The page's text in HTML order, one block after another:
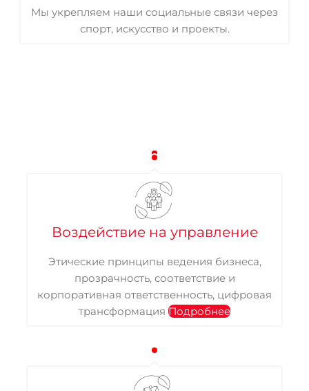
Мы укрепляем наши социальные связи через
спорт, искусство и проекты.
Воздействие на управление
Этические принципы ведения бизнеса,
прозрачность, соответствие и
корпоративная ответственность, цифровая
трансформация Подробнее